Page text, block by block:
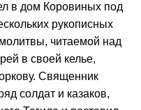
в дом Коровиных под
рукописных
читаемой над
в своей келье,
Священник
солдат и казаков,